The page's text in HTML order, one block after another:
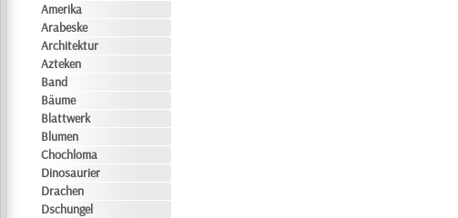
Amerika
Arabeske
Architektur
Azteken
Band
Bäume
Blattwerk
Blumen
Chochloma
Dinosaurier
Drachen
Dschungel